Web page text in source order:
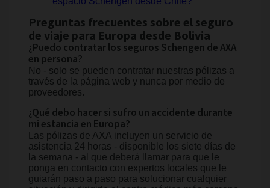
Preguntas frecuentes sobre el seguro
de viaje para Europa desde Bolivia
¿Puedo contratar los seguros Schengen de AXA
en persona?
No - solo se pueden contratar nuestras pólizas a
través de la página web y nunca por medio de
proveedores.
¿Qué debo hacer si sufro un accidente durante
mi estancia en Europa?
Las pólizas de AXA incluyen un servicio de
asistencia 24 horas - disponible los siete días de
la semana - al que deberá llamar para que le
ponga en contacto con expertos locales que le
guiarán paso a paso para solucionar cualquier